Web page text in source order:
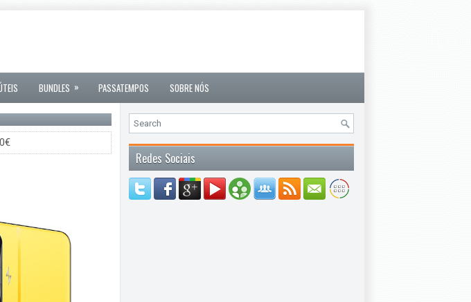
BUNDLES » PASSATEMPOS SOBRE NÓS
Redes Sociais